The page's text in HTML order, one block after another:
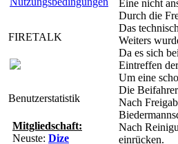
FIRETALK
Benutzerstatistik
Mitgliedschaft:
Neuste: Dize
Eine nicht
Durch die
Das
Weiters
Da es sich
Eintreffen
Um eine
Die
Nach
Nach
einrücken.